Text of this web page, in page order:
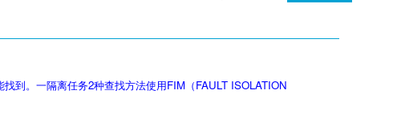
到。一隔离任务2种查找方法使用FIM（FAULT ISOLATION